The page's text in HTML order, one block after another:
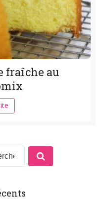
fraîche au